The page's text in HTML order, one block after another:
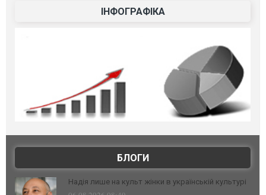
ІНФОГРАФІКА
БЛОГИ
Надія лише на культ жінки в українській культурі